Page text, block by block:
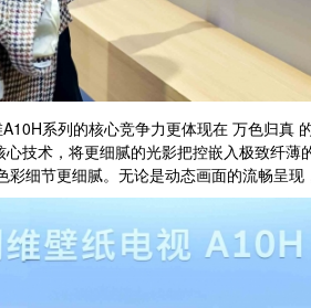
系列的核心竞争力更体现在 万色归真
技术，将更细腻的光影把控嵌入极致纤
彩细节更细腻。无论是动态画面的流畅呈